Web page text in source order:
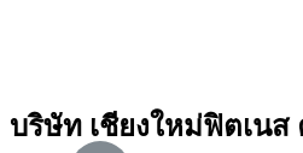
บริษัท เชียงใหม่ฟิตเนส